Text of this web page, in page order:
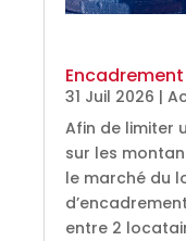
31 Juil 2026 |
Afin de limiter
sur les
le marché du
entre 2